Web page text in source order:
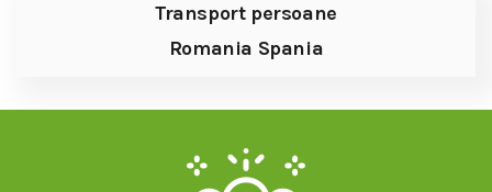
Transport persoane
Romania Spania